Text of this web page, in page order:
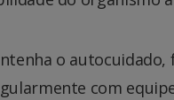
o autocuidado,
com